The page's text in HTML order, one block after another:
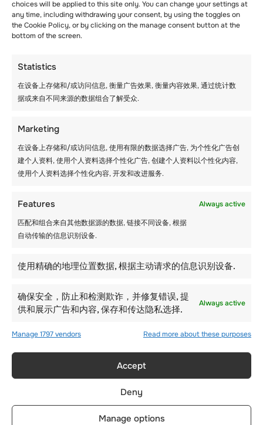
choices will be applied to this site only. You can change your settings at
any time, including withdrawing your consent, by using the toggles on
the Cookie Policy, or by clicking on the manage consent button at the
bottom of the screen.
Statistics
在设备上存储和/或访问信息, 衡量广告效果, 衡量内容效果, 通过统计数
据或来自不同来源的数据组合了解受众.
Marketing
在设备上存储和/或访问信息, 使用有限的数据选择广告, 为个性化广告创
建个人资料, 使用个人资料选择个性化广告, 创建个人资料以个性化内容,
使用个人资料选择个性化内容, 开发和改进服务.
Features
Always active
匹配和组合来自其他数据源的数据, 链接不同设备, 根据
自动传输的信息识别设备.
使用精确的地理位置数据, 根据主动请求的信息识别设备.
确保安全，防止和检测欺诈，并修复错误, 提
供和展示广告和内容, 保存和传达隐私选择.
Always active
Manage 1797 vendors Read more about these purposes
Accept
Deny
Manage options
此外，这还能让他们与来自世界各地的其他学生
进行交流。 当心他们会从彼此身上学到一两件
事。
4.人行道和车道撒盐
结冰是冬季安全的最大威胁之一。 定期在人行道
和车行道上撒盐有助于防止受伤并提高安全性。
如果您家有室外楼梯，则应格外小心，避免在极
端的冬季条件下滑倒。
在雪地上行走时也要小心。 记住，大部分时间地
5.心理健康与保健小贴士
会导致整体精神健康受损。
冬季来临时，由于日照减少，许多人都会感到悲
伤和抑郁。 与男性相比，这种情况在女性中更为
改善心理健康和整体健康的方法有很多种，如下